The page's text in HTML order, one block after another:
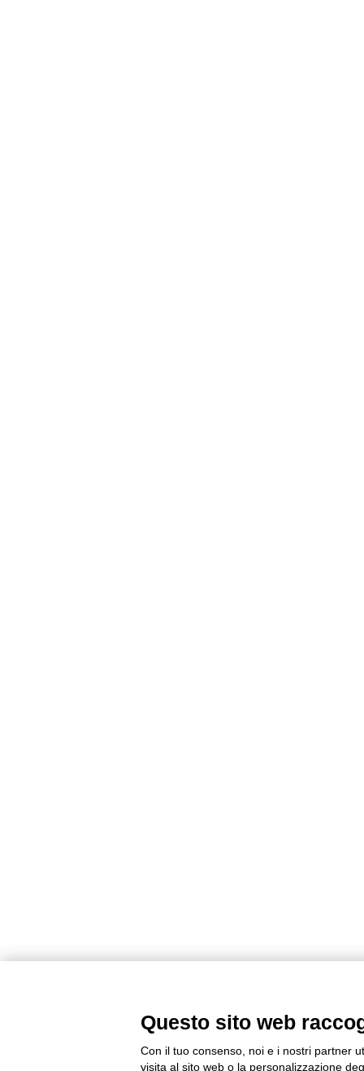
Questo sito web
Con il tuo consenso, noi e i nostri partner
visita al sito web o la personalizzazione